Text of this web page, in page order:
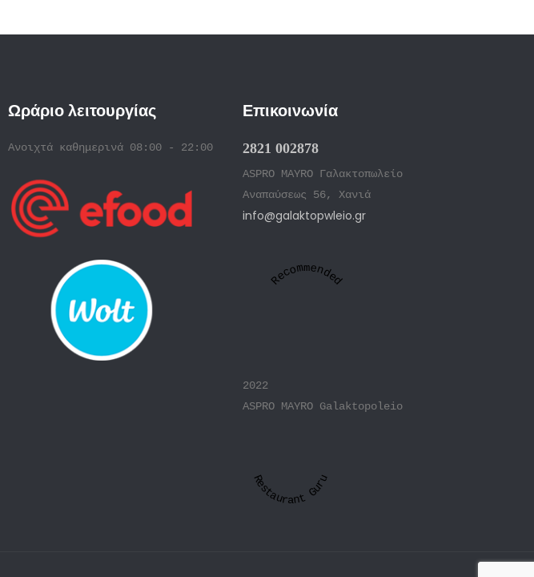
Ωράριο λειτουργίας
Ανοιχτά καθημερινά 08:00 - 22:00
Επικοινωνία
2821 002878
ASPRO MAYRO Γαλακτοπωλείο
Αναπαύσεως 56, Χανιά
info@galaktopwleio.gr
Recommended
2022
ASPRO MAYRO Galaktopoleio
Restaurant Guru